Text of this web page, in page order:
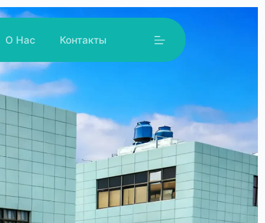
О Нас Контакты